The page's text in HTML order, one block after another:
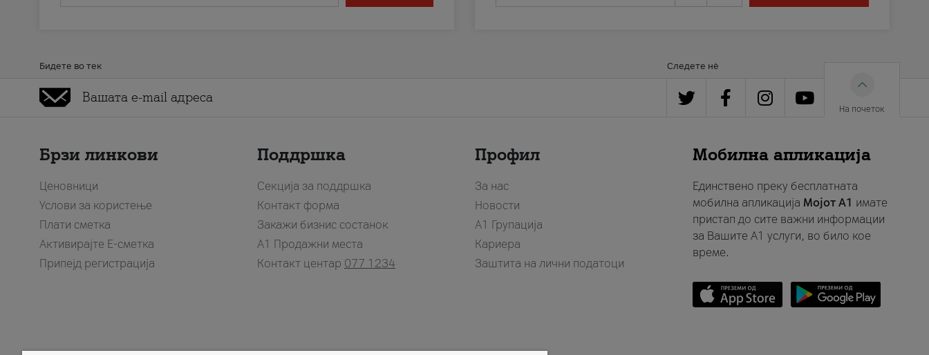
Бидете во тек Следете нè
На почеток
Брзи линкови
Ценовници
Услови за користење
Плати сметка
Активирајте Е-сметка
Припејд регистрација
Поддршка
Секција за поддршка
Контакт форма
Закажи бизнис состанок
A1 Продажни места
Контакт центар 077 1234
Профил
За нас
Новости
А1 Групација
Кариера
Заштита на лични податоци
Мобилна апликација
Единствено преку бесплатната
мобилна апликација Мојот A1 имате
пристап до сите важни информации
за Вашите A1 услуги, во било кое
време.